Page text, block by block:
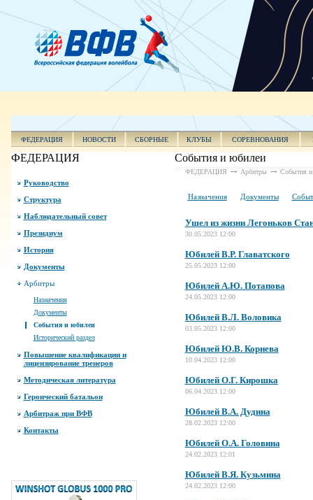
ФЕДЕРАЦИЯ НОВОСТИ СБОРНЫЕ КЛУБЫ СОРЕВНОВАНИЯ
ФЕДЕРАЦИЯ
Руководство
Структура
Наблюдательный совет
Президиум
История
Документы
Арбитры
Назначения
Документы
События и юбилеи
Исторический раздел
Повышение квалификации и
лицензирование тренеров
Методическая литература
Героический батальон
Арбитраж при ВФВ
Контакты
События и юбилеи
ФЕДЕРАЦИЯ Арбитры События
Назначения Документы
Ушел из жизни Легоньков
30.05.2023 12:00
Юбилей В.Р. Главатского
25.05.2023 12:00
Юбилей А.Ю. Потапова
24.05.2023 12:00
Юбилей В.Л. Воловика
03.05.2023 12:00
Юбилей Ю.В. Корнева
10.04.2023 12:00
Юбилей О.Г. Кирошка
06.04.2023 12:00
Юбилей В.А. Дудина
28.02.2023 12:00
Юбилей О.А. Головина
24.02.2023 12:01
Юбилей В.Я. Кузьмина
24.02.2023 12:00